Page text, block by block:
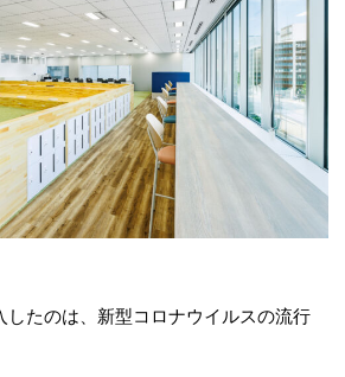
したのは、新型コロナウイルスの流行